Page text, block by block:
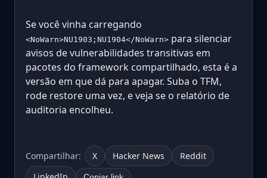
Se você vinha carregando
<NoWarn>NU1903;NU1904</NoWarn> para silenciar
avisos de vulnerabilidades transitivas em
pacotes do framework compartilhado, esta é a
versão em que dá para apagar. Suba o TFM,
rode restore uma vez, e veja se o relatório de
auditoria encolheu.
Compartilhar: X Hacker News
Reddit